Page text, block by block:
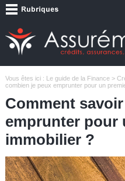
Vous êtes ici : Le guide de la Finance>
combien je peux emprunter pour un
Comment
emprunter pour
immobilier ?